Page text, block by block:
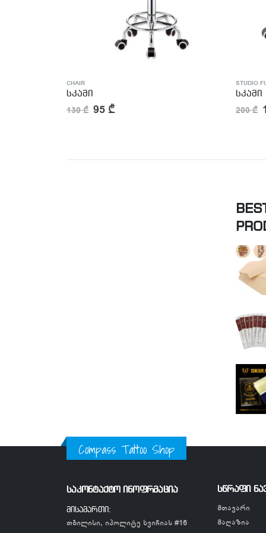
STUDIO FURNITURE
სკამი
200₾ 160₾
CHAIR,
120₾
Compass Tattoo Shop
საკონტაქტო ინოფრმაცია
მისამართი:
თბილისი, იპოლიტე ხვიჩიას #16
სწრაფი
მთავარი
მაღაზია